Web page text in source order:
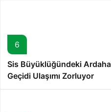
6
Sis Büyüklüğündeki
Geçidi Ulaşımı Zorluyor